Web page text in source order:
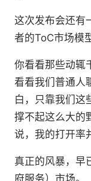
这次发布会还有
者的ToC市场模
你看看那些动辄
看看我们普通人
白，只靠我们这
撑不起这么大的
说，我的打开率
真正的风暴，早
府服务）市场。